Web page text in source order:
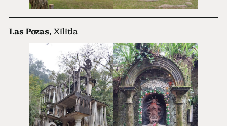
Las Pozas, Xilitla